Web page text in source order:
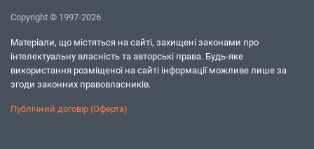
Copyright © 1997-2026
Матеріали, що містяться на сайті, захищені законами про
інтелектуальну власність та авторські права. Будь-яке
використання розміщеної на сайті інформації можливе лише за
згоди законних правовласників.
Публічний договір (Оферта)